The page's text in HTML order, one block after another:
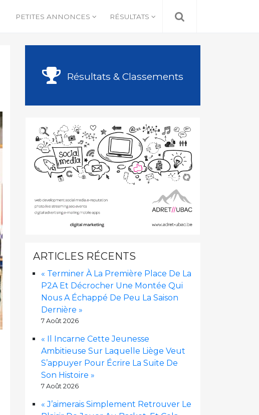
PETITES ANNONCES RÉSULTATS
Résultats & Classements
ARTICLES RÉCENTS
« Terminer À La Première Place De La
P2A Et Décrocher Une Montée Qui
Nous A Échappé De Peu La Saison
Dernière »
7 Août 2026
« Il Incarne Cette Jeunesse
Ambitieuse Sur Laquelle Liège Veut
S’appuyer Pour Écrire La Suite De
Son Histoire »
7 Août 2026
« J’aimerais Simplement Retrouver Le